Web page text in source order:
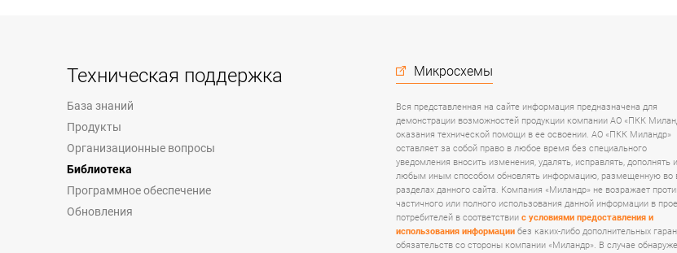
Техническая поддержка
База знаний
Продукты
Организационные вопросы
Библиотека
Программное обеспечение
Обновления
Микросхемы
Вся представленная на сайте информация предназначена для
демонстрации возможностей продукции компании АО «ПКК
оказания технической помощи в ее освоении. АО «ПКК Миландр»
оставляет за собой право в любое время без специального
уведомления вносить изменения, удалять, исправлять, дополнять
любым иным способом обновлять информацию, размещенную во
разделах данного сайта. Компания «Миландр» не возражает
частичного или полного использования данной информации в
потребителей в соответствии с условиями предоставления и
использования информации без каких-либо дополнительных
обязательств со стороны компании «Миландр». В случае